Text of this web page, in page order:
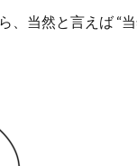
、当然と言えば “